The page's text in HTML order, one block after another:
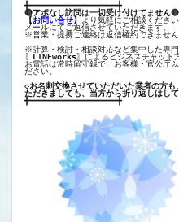
╋━━━━━━━━━━━━━━━━━━╋
🔴アポなし訪問は一切受け付けてません🔴
【お問い合せ】より気軽にご相談ください
メールにてご返信させていただきます。
※営業・提携ご連絡は返信確約できません
※計算・検討・相談対応など集中した専
〖 LINEworks〗によるビジネスチャット
お電話は常時留守録で、お客様・官公庁
ださい。
◇お名刺交換させていただいた業者の方
ただきましても、当方から折り返しはし
╋━━━━━━━━━━━━━━━━━━╋